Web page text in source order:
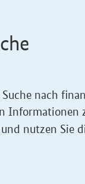
Suche nach
Informationen
nutzen Sie